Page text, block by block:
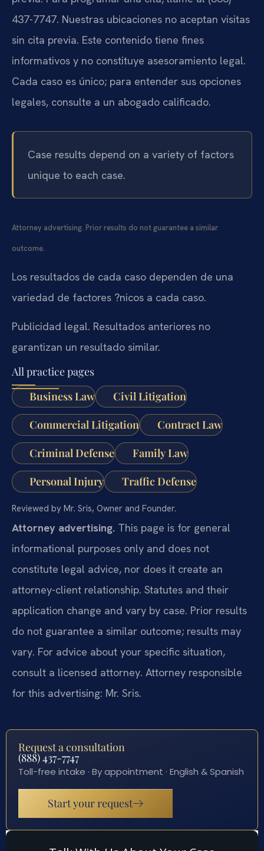
437-7747. Nuestras ubicaciones no aceptan visitas
sin cita previa. Este contenido tiene fines
informativos y no constituye asesoramiento legal.
Cada caso es único; para entender sus opciones
legales, consulte a un abogado calificado.
Case results depend on a variety of factors
unique to each case.
Attorney advertising. Prior results do not guarantee a similar
outcome.
Los resultados de cada caso dependen de una
variedad de factores ?nicos a cada caso.
Publicidad legal. Resultados anteriores no
garantizan un resultado similar.
All practice pages
Business Law
Civil Litigation
Commercial Litigation Contract Law
Criminal Defense Family Law
Personal Injury Traffic Defense
Reviewed by Mr. Sris, Owner and Founder.
Attorney advertising. This page is for general
informational purposes only and does not
constitute legal advice, nor does it create an
attorney-client relationship. Statutes and their
application change and vary by case. Prior results
do not guarantee a similar outcome; results may
vary. For advice about your specific situation,
consult a licensed attorney. Attorney responsible
for this advertising: Mr. Sris.
Request a consultation
(888) 437-7747
Toll-free intake · By appointment · English & Spanish
Start your request